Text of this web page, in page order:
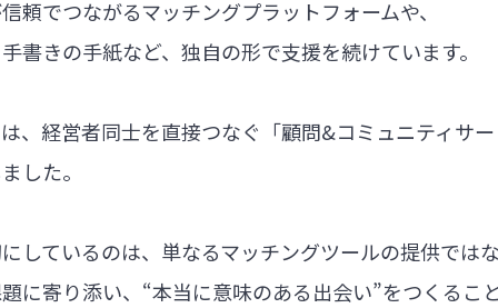
頼でつながるマッチングプラットフォームや、
書きの手紙など、独自の形で支援を続けています。
、経営者同士を直接つなぐ「顧問&コミュニティサ
した。
しているのは、単なるマッチングツールの提供では
に寄り添い、“本当に意味のある出会い”をつくるこ